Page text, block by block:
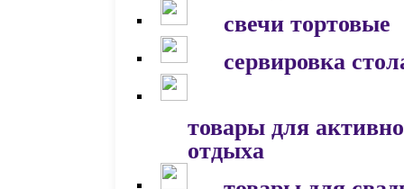
свечи тортовые
сервировка
товары для
отдыха